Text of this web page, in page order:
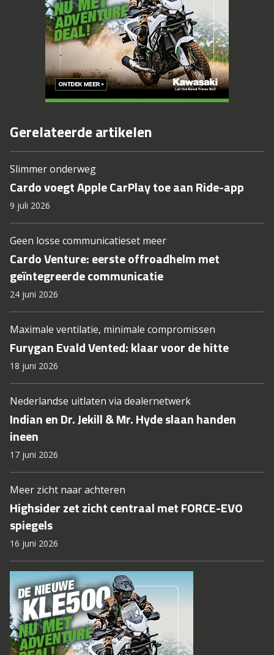
Gerelateerde artikelen
Slimmer onderweg
Cardo voegt Apple CarPlay toe aan Ride-app
9 juli 2026
Geen losse communicatieset meer
Cardo Venture: eerste offroadhelm met
geïntegreerde communicatie
24 juni 2026
Maximale ventilatie, minimale compromissen
Furygan Evald Vented: klaar voor de hitte
18 juni 2026
Nederlandse uitlaten via dealernetwerk
Indian en Dr. Jekill & Mr. Hyde slaan handen
ineen
17 juni 2026
Meer zicht naar achteren
Highsider zet zicht centraal met FORCE-EVO
spiegels
16 juni 2026